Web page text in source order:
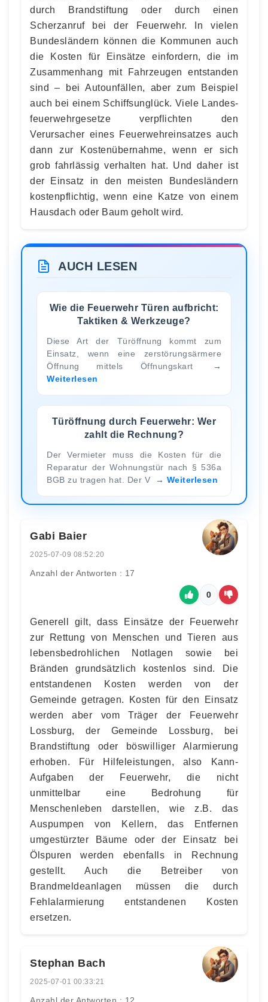
durch Brandstiftung oder durch einen
Scherzanruf bei der Feuerwehr. In vielen
Bundes­ländern können die Kommunen auch
die Kosten für Einsätze einfordern, die im
Zusammenhang mit Fahrzeugen entstanden
sind – bei Autoun­fällen, aber zum Beispiel
auch bei einem Schiffs­unglück. Viele Landes­
feu­er­wehr­gesetze verpflichten den
Verursacher eines Feuerwehr­ein­satzes auch
dann zur Kosten­übernahme, wenn er sich
grob fahrlässig verhalten hat. Und daher ist
der Einsatz in den meisten Bundes­ländern
kosten­pflichtig, wenn eine Katze von einem
Hausdach oder Baum geholt wird.
AUCH LESEN
Wie die Feuerwehr Türen aufbricht:
Taktiken & Werkzeuge?
Diese Art der Türöffnung kommt zum
Einsatz, wenn eine zerstörungsärmere
Öffnung mittels Öffnungskart
Weiterlesen
Türöffnung durch Feuerwehr: Wer
zahlt die Rechnung?
Der Vermieter muss die Kosten für die
Reparatur der Wohnungstür nach § 536a
BGB zu tragen hat. Der V
Weiterlesen
Gabi Baier
2025-07-09 08:52:20
Anzahl der Antworten : 17
0
Generell gilt, dass Einsätze der Feuerwehr
zur Rettung von Menschen und Tieren aus
lebensbedrohlichen Notlagen sowie bei
Bränden grundsätzlich kostenlos sind. Die
entstandenen Kosten werden von der
Gemeinde getragen. Kosten für den Einsatz
werden aber vom Träger der Feuerwehr
Lossburg, der Gemeinde Lossburg, bei
Brandstiftung oder böswilliger Alarmierung
erhoben. Für Hilfeleistungen, also Kann-
Aufgaben der Feuerwehr, die nicht
unmittelbar eine Bedrohung für
Menschenleben darstellen, wie z.B. das
Auspumpen von Kellern, das Entfernen
umgestürzter Bäume oder der Einsatz bei
Ölspuren werden ebenfalls in Rechnung
gestellt. Auch die Betreiber von
Brandmeldeanlagen müssen die durch
Fehlalarmierung entstandenen Kosten
ersetzen.
Stephan Bach
2025-07-01 00:33:21